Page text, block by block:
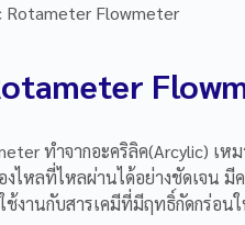
Rotameter Flowmeter
ทำจากอะคริลิค(Arcylic)
ไหลที่ไหลผ่านได้อย่างชัดเจน
ช้งานกับสารเคมีที่มีฤทธิ์กัดกร่อ